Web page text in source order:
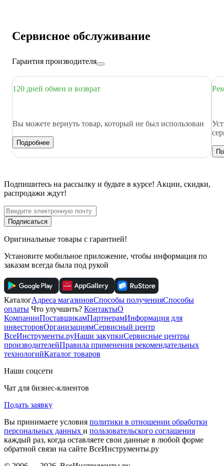
Сервисное обслуживание
Гарантия производителя
120 дней обмен и возврат
Вы можете вернуть товар, который не был использован
Подробнее
Подпишитесь на рассылку и будьте в курсе! Акции, скидки,
распродажи ждут!
Подписаться
Оригинальные товары с гарантией!
Установите мобильное приложение, чтобы информация по
заказам всегда была под рукой
КаталогАдреса магазиновСпособы полученияСпособы
оплаты Что улучшить? КонтактыО
КомпанииПоставщикамПартнерамИнформация для
инвесторовОрганизациямСервисный центр
ВсеИнструменты.руНаши закупкиСервисные центры
производителейПравила применения рекомендательных
технологийКаталог товаров
Наши соцсети
Чат для бизнес-клиентов
Подать заявку
Вы принимаете условия политики в отношении обработки
персональных данных и пользовательского соглашения
каждый раз, когда оставляете свои данные в любой форме
обратной связи на сайте ВсеИнструменты.ру